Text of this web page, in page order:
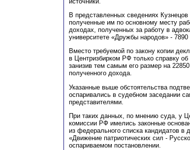
В представленных сведениях
полученные им по основному месту
доходах, полученных за работу в
университете «Дружбы народов» -
Вместо требуемой по закону копии
в Центризбирком РФ только справку
занизив тем самым его размер на
полученного дохода.
Указанные выше обстоятельства
оспаривались в судебном заседании
представителями.
При таких данных, по мнению суда, у
комиссии РФ имелись законные
из федерального списка кандидатов в
«Движение патриотических сил -
оспариваемом постановлении.